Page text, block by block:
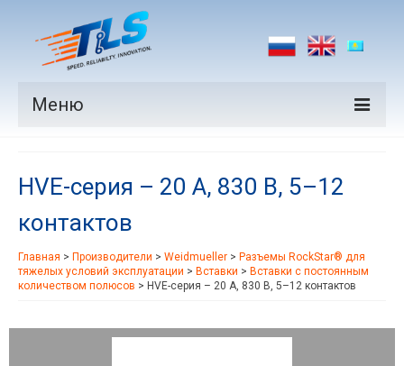
Меню
Производители
Рынки
Новости
HVE-серия – 20 А, 830 В, 5–12
контактов
Главная > Производители > Weidmueller > Разъемы RockStar® для
тяжелых условий эксплуатации > Вставки > Вставки с постоянным
количеством полюсов > HVE-серия – 20 А, 830 В, 5–12 контактов